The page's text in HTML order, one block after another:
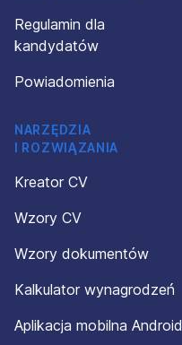
Regulamin dla
kandydatów
Powiadomienia
NARZĘDZIA
I ROZWIĄZANIA
Kreator CV
Wzory CV
Wzory dokumentów
Kalkulator wynagrodzeń
Aplikacja mobilna Android